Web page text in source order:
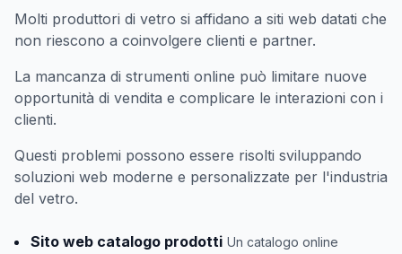
Molti produttori di vetro si affidano a siti web datati che
non riescono a coinvolgere clienti e partner.
La mancanza di strumenti online può limitare nuove
opportunità di vendita e complicare le interazioni con i
clienti.
Questi problemi possono essere risolti sviluppando
soluzioni web moderne e personalizzate per l'industria
del vetro.
Sito web catalogo prodotti Un catalogo online